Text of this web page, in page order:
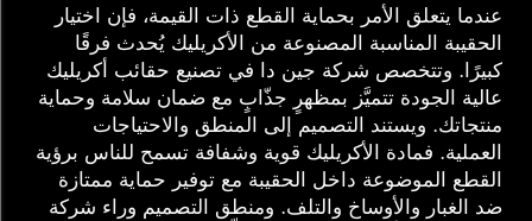
عندما يتعلق الأمر بحماية القطع ذات القيمة، فإن اختيار
الحقيبة المناسبة المصنوعة من الأكريليك يُحدث فرقًا
كبيرًا. وتتخصص شركة جين دا في تصنيع حقائب أكريليك
عالية الجودة تتميَّز بمظهرٍ جذّابٍ مع ضمان سلامة وحماية
منتجاتك. ويستند التصميم إلى المنطق والاحتياجات
العملية. فمادة الأكريليك قوية وشفافة تسمح للناس برؤية
القطع الموضوعة داخل الحقيبة مع توفير حماية ممتازة
ضد الغبار والأوساخ والتلف. ومنطق التصميم وراء شركة